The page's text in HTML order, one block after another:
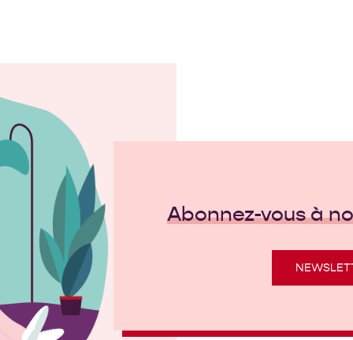
Abonnez-vous à